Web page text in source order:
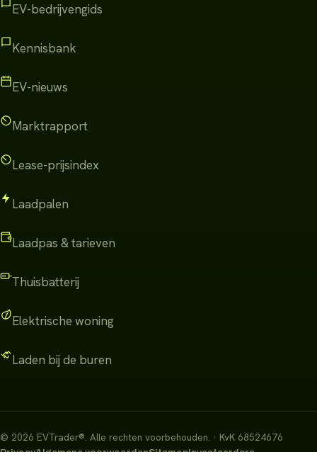
EV-bedrijvengids
Kennisbank
EV-nieuws
Marktrapport
Lease-prijsindex
Laadpalen
Laadpas & tarieven
Thuisbatterij
Elektrische woning
Laden bij de buren
© 2026 EVTrader®. Alle rechten voorbehouden. · KvK 68524676